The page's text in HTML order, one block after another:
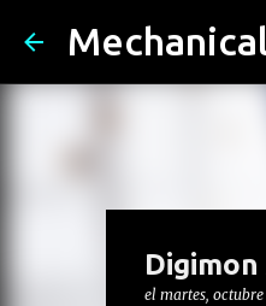
el martes, octubre